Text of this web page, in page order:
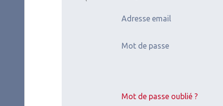
Adresse email
Mot de passe
Mot de passe oublié ?